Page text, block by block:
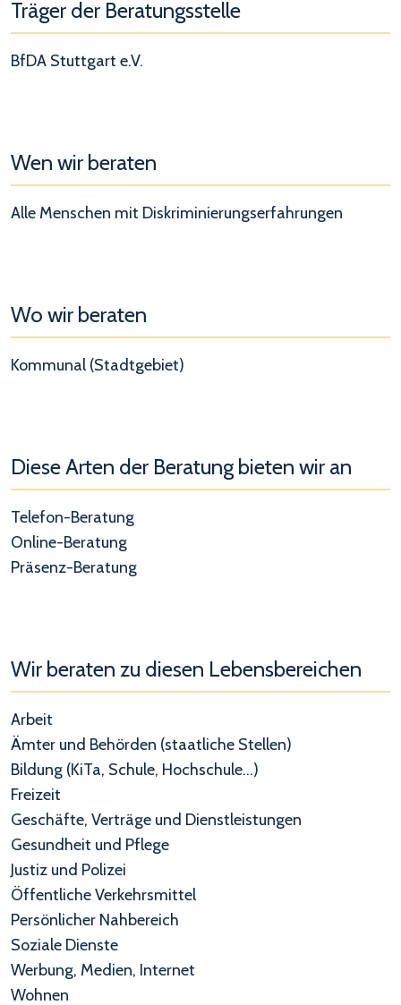
Träger der Beratungsstelle
BfDA Stuttgart e.V.
Wen wir beraten
Alle Menschen mit Diskriminierungserfahrungen
Wo wir beraten
Kommunal (Stadtgebiet)
Diese Arten der Beratung bieten wir an
Telefon-Beratung
Online-Beratung
Präsenz-Beratung
Wir beraten zu diesen Lebensbereichen
Arbeit
Ämter und Behörden (staatliche Stellen)
Bildung (KiTa, Schule, Hochschule...)
Freizeit
Geschäfte, Verträge und Dienstleistungen
Gesundheit und Pflege
Justiz und Polizei
Öffentliche Verkehrsmittel
Persönlicher Nahbereich
Soziale Dienste
Werbung, Medien, Internet
Wohnen